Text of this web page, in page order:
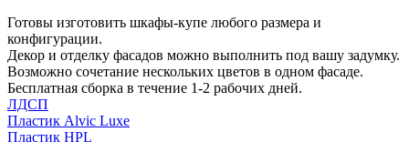
Готовы изготовить шкафы-купе любого размера и
конфигурации.
Декор и отделку фасадов можно выполнить под вашу задумку.
Возможно сочетание нескольких цветов в одном фасаде.
Бесплатная сборка в течение 1-2 рабочих дней.
ЛДСП
Пластик Alvic Luxe
Пластик HPL